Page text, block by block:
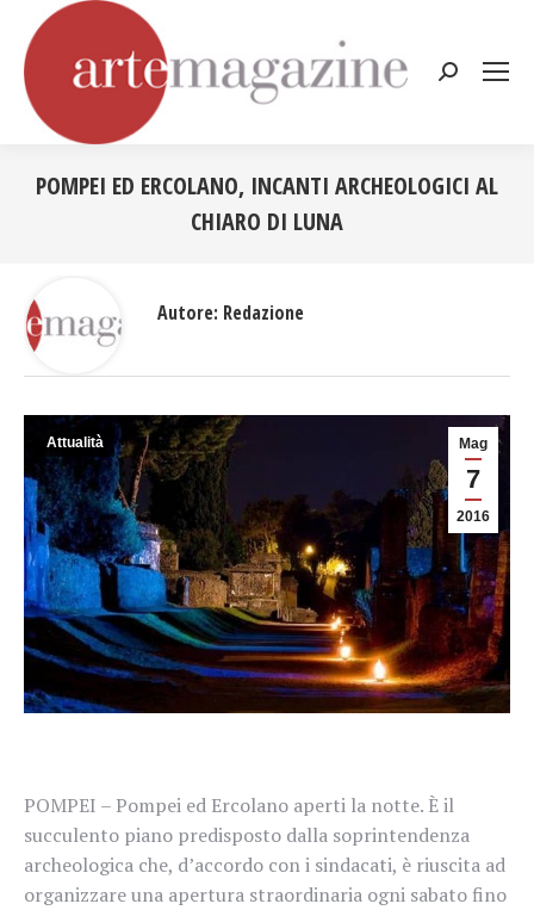
Cerca:
POMPEI ED ERCOLANO, INCANTI ARCHEOLOGICI AL
CHIARO DI LUNA
Mag
7
2016
Attualità
POMPEI – Pompei ed Ercolano aperti la notte. È il
succulento piano predisposto dalla soprintendenza
archeologica che, d’accordo con i sindacati, è riuscita ad
organizzare una apertura straordinaria ogni sabato fino
Autore: Redazione